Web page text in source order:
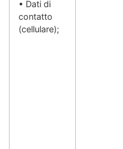
• Dati di
contatto
(cellulare);